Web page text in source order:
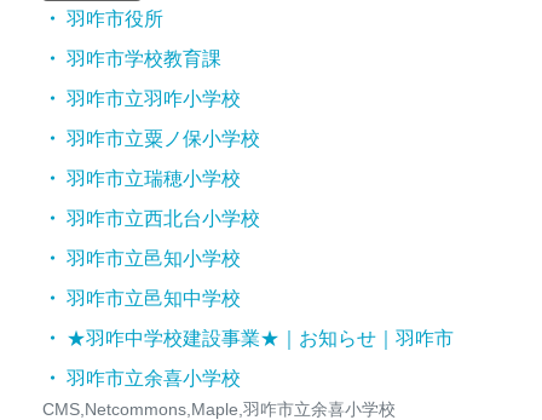
羽咋市役所
羽咋市学校教育課
羽咋市立羽咋小学校
羽咋市立粟ノ保小学校
羽咋市立瑞穂小学校
羽咋市立西北台小学校
羽咋市立邑知小学校
羽咋市立邑知中学校
★羽咋中学校建設事業★｜お知らせ｜羽咋市
羽咋市立余喜小学校
CMS,Netcommons,Maple,羽咋市立余喜小学校